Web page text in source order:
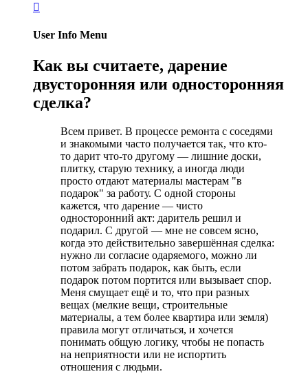

User Info Menu
Как вы считаете, дарение
двусторонняя или односторонняя
сделка?
Всем привет. В процессе ремонта с соседями
и знакомыми часто получается так, что кто-
то дарит что-то другому — лишние доски,
плитку, старую технику, а иногда люди
просто отдают материалы мастерам "в
подарок" за работу. С одной стороны
кажется, что дарение — чисто
односторонний акт: даритель решил и
подарил. С другой — мне не совсем ясно,
когда это действительно завершённая сделка:
нужно ли согласие одаряемого, можно ли
потом забрать подарок, как быть, если
подарок потом портится или вызывает спор.
Меня смущает ещё и то, что при разных
вещах (мелкие вещи, строительные
материалы, а тем более квартира или земля)
правила могут отличаться, и хочется
понимать общую логику, чтобы не попасть
на неприятности или не испортить
отношения с людьми.